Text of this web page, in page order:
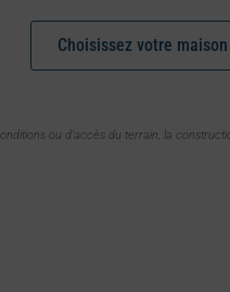
Choisissez votre maison
ou d’accès du terrain, la